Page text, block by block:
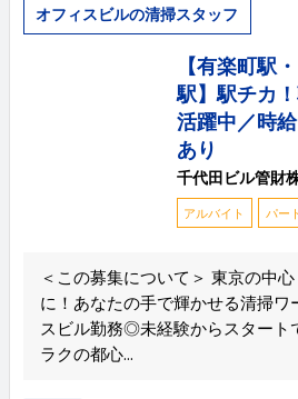
オフィスビルの清掃スタッフ
【有楽町駅
駅】駅チカ
活躍中／時
あり
千代田ビル管財
アルバイト パー
＜この募集について＞ 東京の中
に！あなたの手で輝かせる清掃ワ
スビル勤務◎未経験からスタート
ラクの都心...